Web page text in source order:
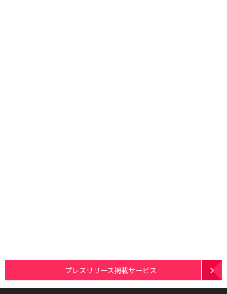
プレスリリース掲載サービス